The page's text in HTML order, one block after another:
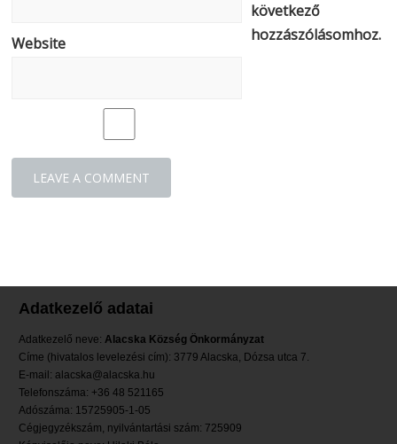
Website
következő
hozzászólásomhoz.